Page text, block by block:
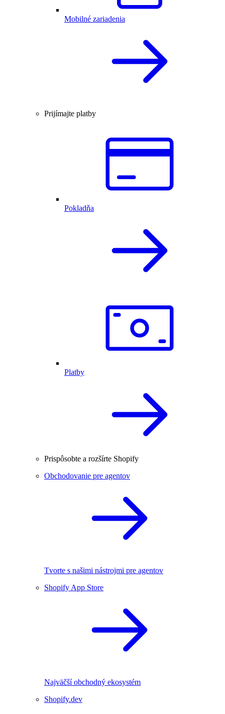
Mobilné zariadenia
Prijímajte platby
Pokladňa
Platby
Prispôsobte a rozšírte Shopify
Obchodovanie pre agentov
Tvorte s našimi nástrojmi pre agentov
Shopify App Store
Najväčší obchodný ekosystém
Shopify.dev